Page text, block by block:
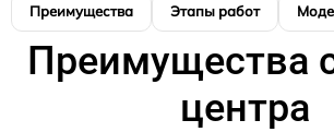
Преимущества Этапы работ
Преимущества
центра